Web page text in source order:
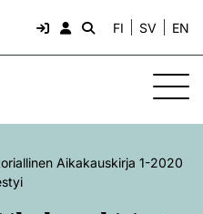
FI SV EN
Aikakauskirja 1-2020